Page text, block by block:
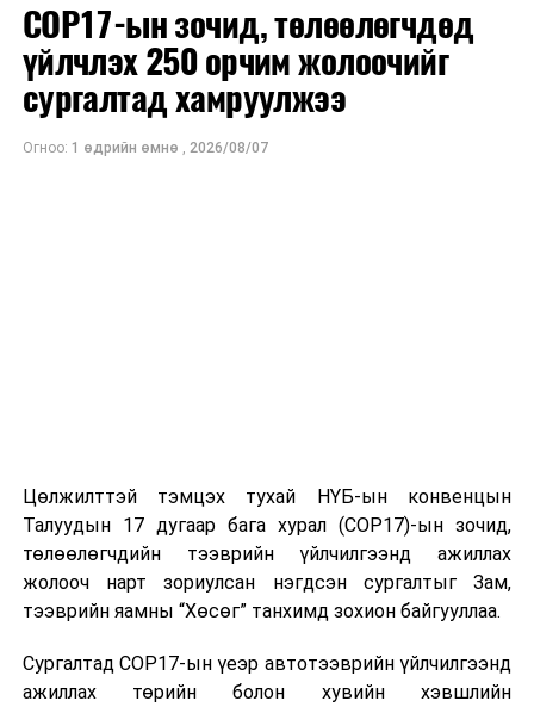
1467
COP17-ын зочид, төлөөлөгчдөд
үйлчлэх 250 орчим жолоочийг
сургалтад хамруулжээ
Огноо: 1 өдрийн өмнө , 2026/08/07
Цөлжилттэй тэмцэх тухай НҮБ-ын конвенцын
Талуудын 17 дугаар бага хурал (COP17)-ын зочид,
төлөөлөгчдийн тээврийн үйлчилгээнд ажиллах
жолооч нарт зориулсан нэгдсэн сургалтыг Зам,
тээврийн яамны “Хөсөг” танхимд зохион байгууллаа.
Сургалтад COP17-ын үеэр автотээврийн үйлчилгээнд
ажиллах төрийн болон хувийн хэвшлийн